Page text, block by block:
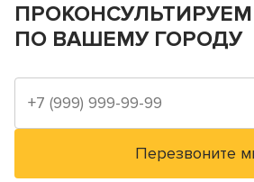
ПРОКОНСУЛЬТИРУЕМ
ПО ВАШЕМУ ГОРОДУ